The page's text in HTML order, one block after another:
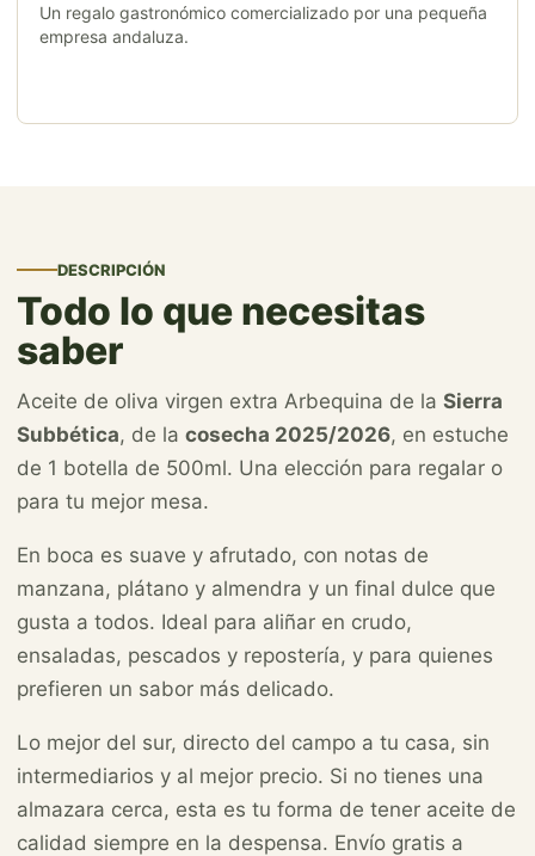
Un regalo gastronómico comercializado por una pequeña
empresa andaluza.
DESCRIPCIÓN
Todo lo que necesitas
saber
Aceite de oliva virgen extra Arbequina de la Sierra
Subbética, de la cosecha 2025/2026, en estuche
de 1 botella de 500ml. Una elección para regalar o
para tu mejor mesa.
En boca es suave y afrutado, con notas de
manzana, plátano y almendra y un final dulce que
gusta a todos. Ideal para aliñar en crudo,
ensaladas, pescados y repostería, y para quienes
prefieren un sabor más delicado.
Lo mejor del sur, directo del campo a tu casa, sin
intermediarios y al mejor precio. Si no tienes una
almazara cerca, esta es tu forma de tener aceite de
calidad siempre en la despensa. Envío gratis a